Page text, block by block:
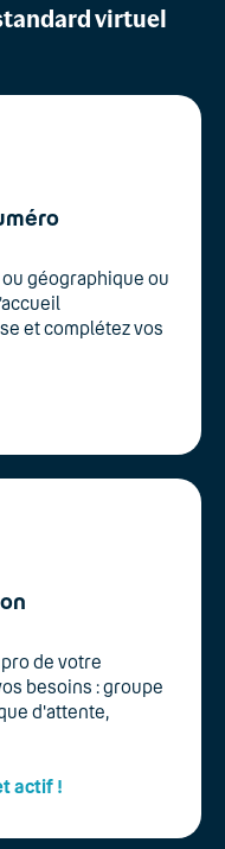
virtuel
géographique ou
et complétez vos
de votre
besoins : groupe
d'attente,
actif !